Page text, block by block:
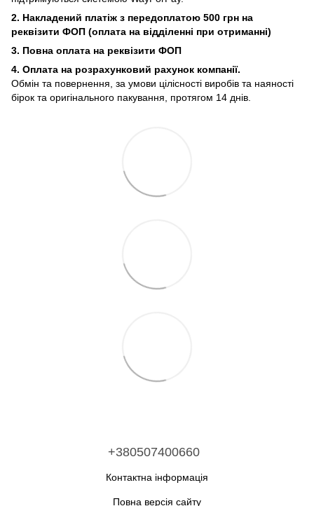
2. Накладений платіж з передоплатою 500 грн на
реквізити ФОП (оплата на відділенні при отриманні)
3. Повна оплата на реквізити ФОП
4. Оплата на розрахунковий рахунок компанії.
Обмін та повернення, за умови цілісності виробів та наяності
бірок та оригінального пакування, протягом 14 днів.
+380507400660
Контактна інформація
Повна версія сайту